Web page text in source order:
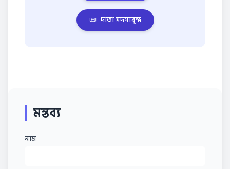
📜 দাতা সদস্যবৃন্দ
মন্তব্য
নাম